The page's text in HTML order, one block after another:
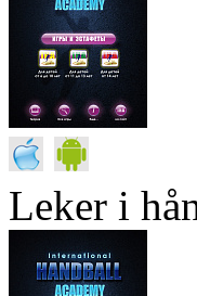
Leker i